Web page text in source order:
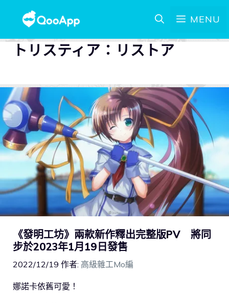
MENU
トリスティア：リストア
《發明工坊》兩款新作釋出完整版PV 將同
步於2023年1月19日發售
2022/12/19 作者: 高級雜工Mo編
娜諾卡依舊可愛！